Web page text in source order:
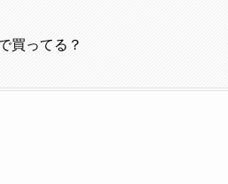
買ってる？